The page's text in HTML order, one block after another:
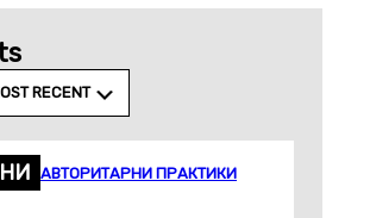
APPLY
RECENT
АВТОРИТАРНИ ПРАКТИКИ